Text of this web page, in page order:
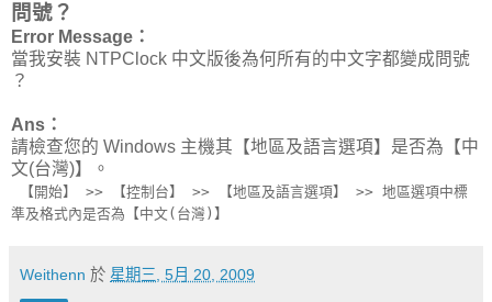
問號？
Error Message：
當我安裝 NTPClock 中文版後為何所有的中文字都變成問號
？
Ans：
請檢查您的 Windows 主機其【地區及語言選項】是否為【中
文(台灣)】。
【開始】 >> 【控制台】 >> 【地區及語言選項】 >> 地區選項中標
準及格式內是否為【中文(台灣)】
Weithenn 於 星期三, 5月 20, 2009